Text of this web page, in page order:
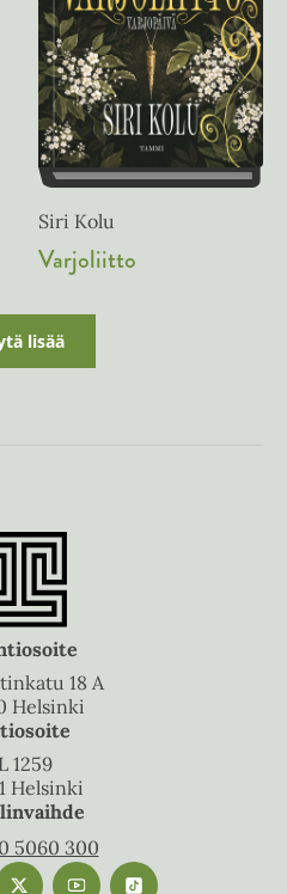
Siri Kolu
Varjoliitto
lisää
18 A
Helsinki
1259
Helsinki
5060 300